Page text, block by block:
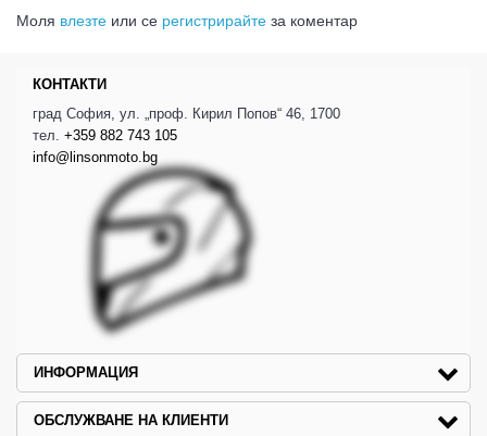
Моля влезте или се регистрирайте за коментар
КОНТАКТИ
град София, ул. „проф. Кирил Попов“ 46, 1700
тел. +359 882 743 105
info@linsonmoto.bg
ИНФОРМАЦИЯ
ОБСЛУЖВАНЕ НА КЛИЕНТИ